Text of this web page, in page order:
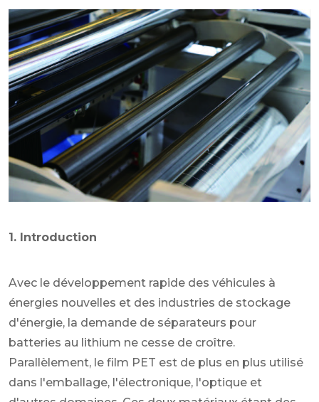
1. Introduction
Avec le développement rapide des véhicules à
énergies nouvelles et des industries de stockage
d'énergie, la demande de séparateurs pour
batteries au lithium ne cesse de croître.
Parallèlement, le film PET est de plus en plus utilisé
dans l'emballage, l'électronique, l'optique et